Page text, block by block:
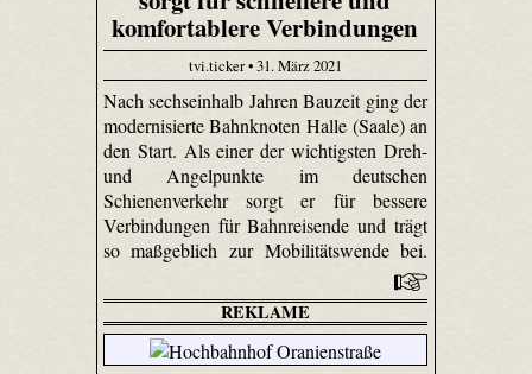
komfortablere Verbindungen
tvi.ticker • 31. März 2021
Nach sechseinhalb Jahren Bauzeit ging der
modernisierte Bahnknoten Halle (Saale) an
den Start. Als einer der wichtigsten Dreh-
und Angelpunkte im deutschen
Schienenverkehr sorgt er für bessere
Verbindungen für Bahnreisende und trägt
so maßgeblich zur Mobilitätswende bei.
REKLAME